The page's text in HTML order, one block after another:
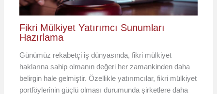
Fikri Mülkiyet Yatırımcı Sunumları
Hazırlama
Günümüz rekabetçi iş dünyasında, fikri mülkiyet
haklarına sahip olmanın değeri her zamankinden daha
belirgin hale gelmiştir. Özellikle yatırımcılar, fikri mülkiyet
portföylerinin güçlü olması durumunda şirketlere daha